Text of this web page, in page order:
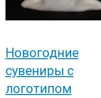
Новогодние
сувениры с
логотипом